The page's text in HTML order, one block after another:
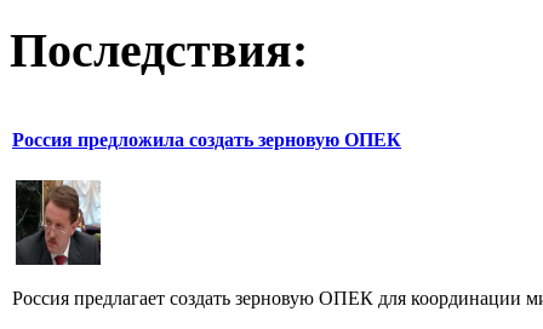
Последствия:
Россия предложила создать зерновую ОПЕК
Россия предлагает создать зерновую ОПЕК для координации